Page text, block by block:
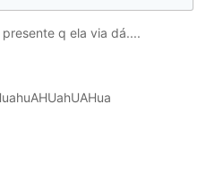
q ela via dá....